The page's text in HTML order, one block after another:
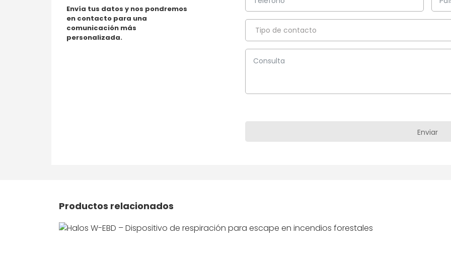
Envía tus datos y nos pondremos
en contacto para una
comunicación más
personalizada.
Productos relacionados